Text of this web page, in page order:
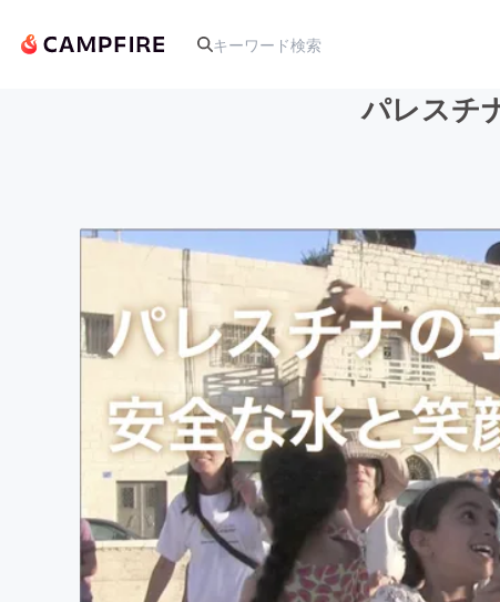
アート・写真
テクノロジー・ガジェット
映像・映画
ビジネス・起業
まちづくり・地域活性化
パレスチ